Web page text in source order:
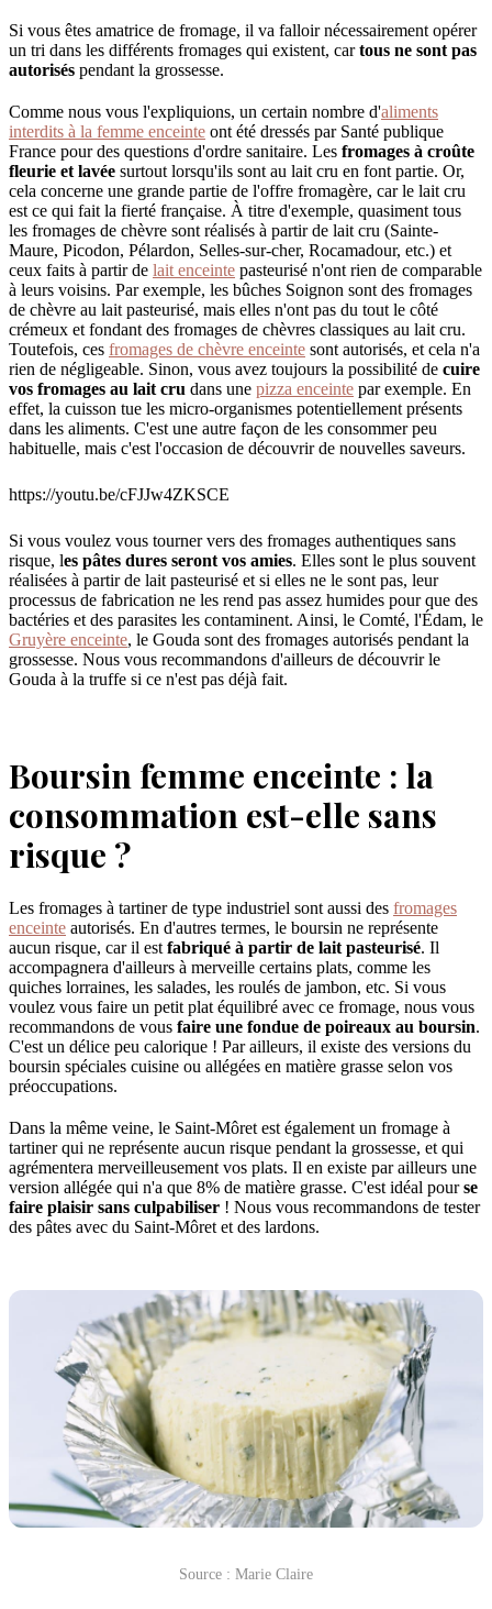
Si vous êtes amatrice de fromage, il va falloir nécessairement opérer
un tri dans les différents fromages qui existent, cartous ne sont pas
autorisés pendant la grossesse.
Comme nous vous l'expliquions, un certain nombre d'aliments
interdits à la femme enceinte ont été dressés par Santé publique
France pour des questions d'ordre sanitaire. Les fromages à croûte
fleurie et lavée surtout lorsqu'ils sont au lait cru en font partie. Or,
cela concerne une grande partie de l'offre fromagère, car le lait cru
est ce qui fait la fierté française. À titre d'exemple, quasiment tous
les fromages de chèvre sont réalisés à partir de lait cru (Sainte-
Maure, Picodon, Pélardon, Selles-sur-cher, Rocamadour, etc.) et
ceux faits à partir de lait enceinte pasteurisé n'ont rien de comparable
à leurs voisins. Par exemple, les bûches Soignon sont des fromages
de chèvre au lait pasteurisé, mais elles n'ont pas du tout le côté
crémeux et fondant des fromages de chèvres classiques au lait cru.
Toutefois, ces fromages de chèvre enceinte sont autorisés, et cela n'a
rien de négligeable. Sinon, vous avez toujours la possibilité de cuire
vos fromages au lait cru dans une pizza enceinte par exemple. En
effet, la cuisson tue les micro-organismes potentiellement présents
dans les aliments. C'est une autre façon de les consommer peu
habituelle, mais c'est l'occasion de découvrir de nouvelles saveurs.
https://youtu.be/cFJJw4ZKSCE
Si vous voulez vous tourner vers des fromages authentiques sans
risque, les pâtes dures seront vos amies. Elles sont le plus souvent
réalisées à partir de lait pasteurisé et si elles ne le sont pas, leur
processus de fabrication ne les rend pas assez humides pour que des
bactéries et des parasites les contaminent. Ainsi, le Comté, l'Édam, le
Gruyère enceinte, le Gouda sont des fromages autorisés pendant la
grossesse. Nous vous recommandons d'ailleurs de découvrir le
Gouda à la truffe si ce n'est pas déjà fait.
Boursin femme enceinte : la
consommation est-elle sans
risque ?
Les fromages à tartiner de type industriel sont aussi des fromages
enceinte autorisés. En d'autres termes, le boursin ne représente
aucun risque, car il est fabriqué à partir de lait pasteurisé. Il
accompagnera d'ailleurs à merveille certains plats, comme les
quiches lorraines, les salades, les roulés de jambon, etc. Si vous
voulez vous faire un petit plat équilibré avec ce fromage, nous vous
recommandons de vous faire une fondue de poireaux au boursin.
C'est un délice peu calorique ! Par ailleurs, il existe des versions du
boursin spéciales cuisine ou allégées en matière grasse selon vos
préoccupations.
Dans la même veine, le Saint-Môret est également un fromage à
tartiner qui ne représente aucun risque pendant la grossesse, et qui
agrémentera merveilleusement vos plats. Il en existe par ailleurs une
version allégée qui n'a que 8% de matière grasse. C'est idéal pourse
faire plaisir sans culpabiliser ! Nous vous recommandons de tester
des pâtes avec du Saint-Môret et des lardons.
Source : Marie Claire